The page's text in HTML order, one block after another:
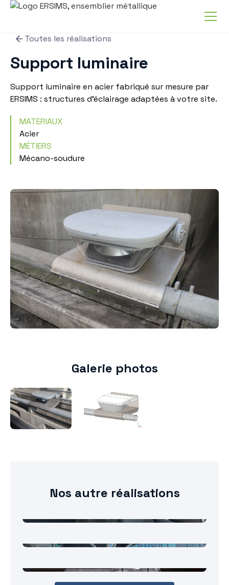
Toutes les réalisations
Support luminaire
Support luminaire en acier fabriqué sur mesure par
ERSIMS : structures d'éclairage adaptées à votre site.
MATERIAUX
Acier
MÉTIERS
Mécano-soudure
Galerie photos
Nos autre réalisations